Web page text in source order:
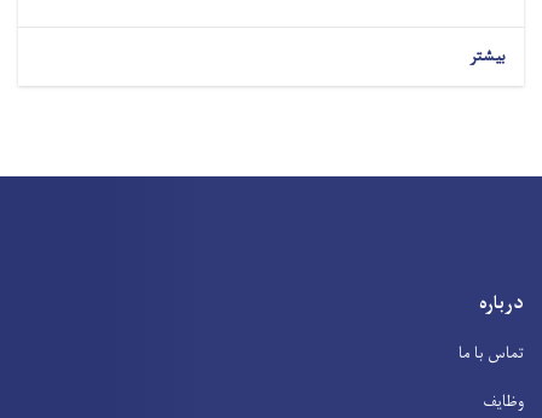
بیشتر
درباره
تماس با ما
وظایف